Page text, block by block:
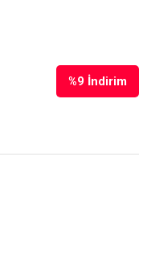
%9 İndirim